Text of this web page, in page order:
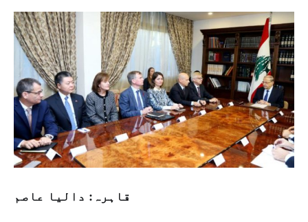
قاہرہ: دالیا عاصم